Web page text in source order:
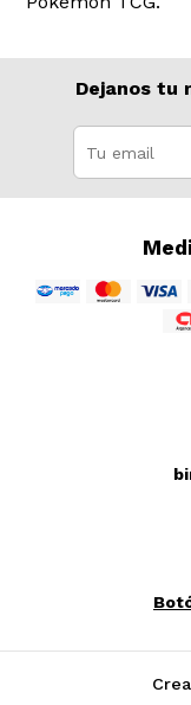
Dejanos tu